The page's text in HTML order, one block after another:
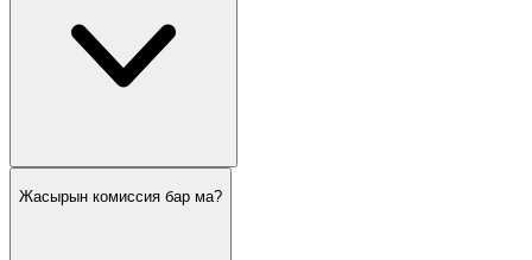
Жасырын комиссия бар ма?